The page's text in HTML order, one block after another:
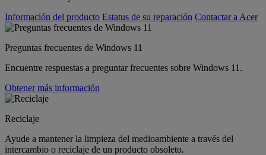
Información del producto Estatus de su reparación Contactar a Acer
Preguntas frecuentes de Windows 11
Encuentre respuestas a preguntar frecuentes sobre Windows 11.
Obtener más información
Reciclaje
Ayude a mantener la limpieza del medioambiente a través del
intercambio o reciclaje de un producto obsoleto.